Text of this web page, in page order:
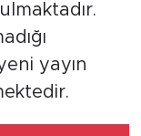
yayın